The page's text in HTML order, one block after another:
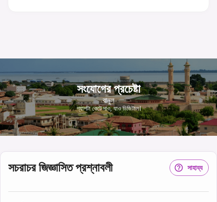
সংযোগের প্রচেষ্টা
বানুল
গ্যাপটা কেটে দাও, যাও ডিজিটাল।
সচরাচর জিজ্ঞাসিত প্রশ্নাবলী সাহায্য